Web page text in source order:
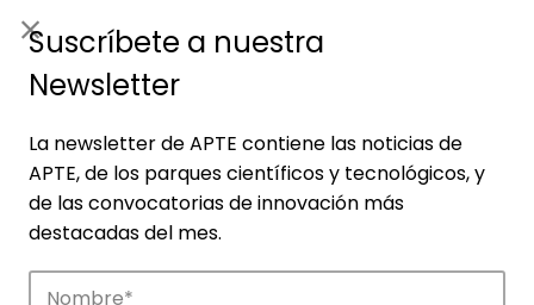
Suscríbete a nuestra
Newsletter
La newsletter de APTE contiene las noticias de
APTE, de los parques científicos y tecnológicos, y
de las convocatorias de innovación más
destacadas del mes.